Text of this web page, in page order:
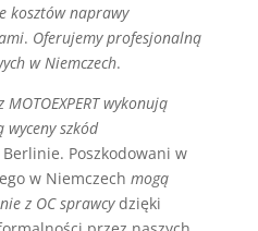
kosztów naprawy
. Oferujemy profesjonalną
w Niemczech.
MOTOEXPERT wykonują
szkód
Poszkodowani w
w Niemczech mogą
z OC sprawcydzięki